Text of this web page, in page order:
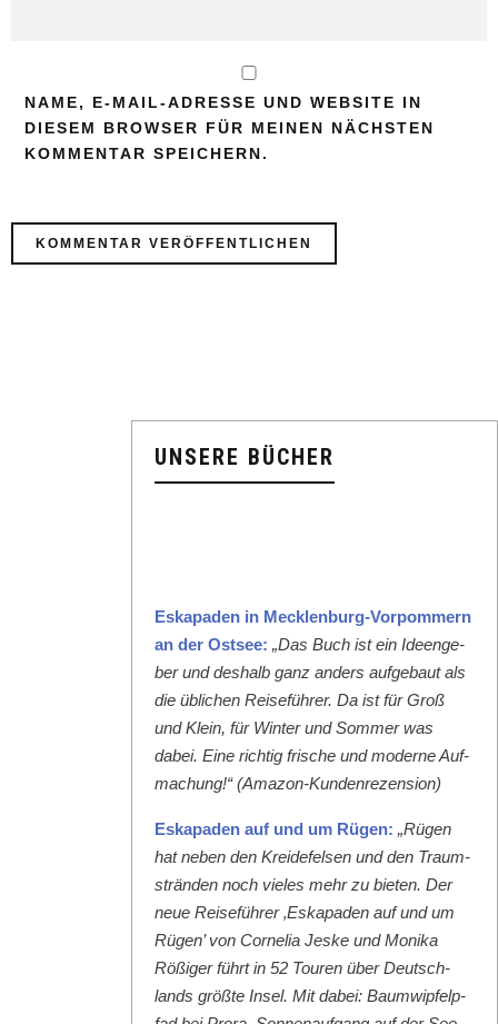
NAME, E-MAIL-ADRESSE UND WEBSITE IN
DIESEM BROWSER FÜR MEINEN NÄCHSTEN
KOMMENTAR SPEICHERN.
UNSERE BÜCHER
Eska­paden in Meck­len­burg-Vor­pom­mern
an der Ost­see: „Das Buch ist ein Ideenge­
ber und deshalb ganz anders aufge­baut als
die üblichen Reise­führer. Da ist für Groß
und Klein, für Win­ter und Som­mer was
dabei. Eine richtig frische und mod­erne Auf­
machung!“ (Ama­zon-Kun­den­rezen­sion)
Eska­paden auf und um Rügen: „Rügen
hat neben den Krei­de­felsen und den Traum­
strän­den noch vieles mehr zu bieten. Der
neue Reise­führer ‚Eska­paden auf und um
Rügen’ von Cor­nelia Jeske und Moni­ka
Rößiger führt in 52 Touren über Deutsch­
lands größte Insel. Mit dabei: Baumwipfelp­